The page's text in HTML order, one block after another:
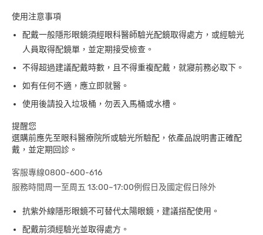
使用注意事項
配戴一般隱形眼鏡須經眼科醫師驗光配鏡取得處方，或經驗光
人員取得配鏡單，並定期接受檢查。
不得超過建議配戴時數，且不得重複配戴，就寢前務必取下。
如有任何不適，應立即就醫。
使用後請投入垃圾桶，勿丟入馬桶或水槽。
提醒您
選購前應先至眼科醫療院所或驗光所驗配，依產品說明書正確配
戴，並定期回診。
客服專線0800-600-616
服務時間周一至周五 13:00~17:00例假日及國定假日除外
抗紫外線隱形眼鏡不可替代太陽眼鏡，建議搭配使用。
配戴前須經驗光並取得處方。